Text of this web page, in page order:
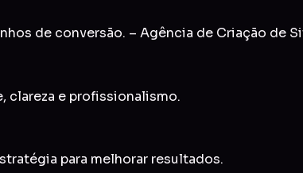
de conversão. – Agência de Criação de
clareza e profissionalismo.
para melhorar resultados.